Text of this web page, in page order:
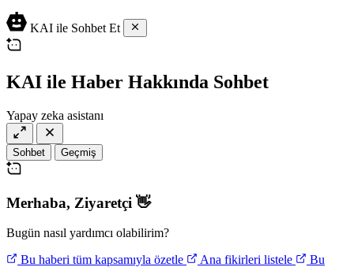
en
iyi
casino
deneme
bonusu
siteler
deneme
bonusu
veren
siteler
bonusu
siteler
KAI ile Sohbet Et
KAI ile Haber Hakkında Sohbet
Yapay zeka asistanı
Sohbet Geçmiş
Merhaba, Ziyaretçi 👋
Bugün nasıl yardımcı olabilirim?
Bu haberi tüm kapsamıyla özetle
Ana fikirleri listele Bu